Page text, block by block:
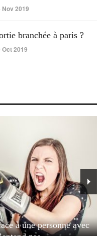
Nov 2019
branchée à paris ?
Oct 2019
à une personne avec